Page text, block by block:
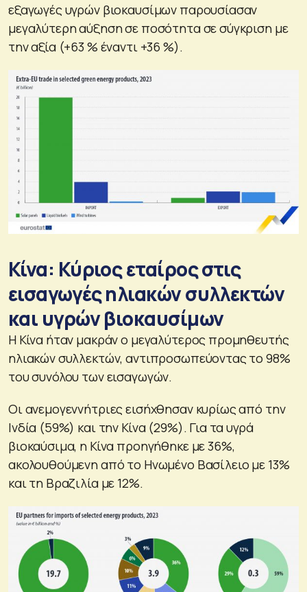
εξαγωγές υγρών βιοκαυσίμων παρουσίασαν
μεγαλύτερη αύξηση σε ποσότητα σε σύγκριση με
την αξία (+63 % έναντι +36 %).
Κίνα: Κύριος εταίρος στις
εισαγωγές ηλιακών συλλεκτών
και υγρών βιοκαυσίμων
Η Κίνα ήταν μακράν ο μεγαλύτερος προμηθευτής
ηλιακών συλλεκτών, αντιπροσωπεύοντας το 98%
του συνόλου των εισαγωγών.
Οι ανεμογεννήτριες εισήχθησαν κυρίως από την
Ινδία (59%) και την Κίνα (29%). Για τα υγρά
βιοκαύσιμα, η Κίνα προηγήθηκε με 36%,
ακολουθούμενη από το Ηνωμένο Βασίλειο με 13%
και τη Βραζιλία με 12%.